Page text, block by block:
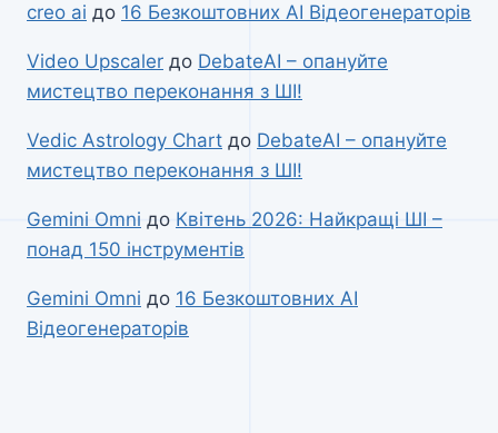
creo ai до 16 Безкоштовних AI Відеогенераторів
Video Upscaler до DebateAI – опануйте
мистецтво переконання з ШІ!
Vedic Astrology Chart до DebateAI – опануйте
мистецтво переконання з ШІ!
Gemini Omni до Квітень 2026: Найкращі ШІ –
понад 150 інструментів
Gemini Omni до 16 Безкоштовних AI
Відеогенераторів